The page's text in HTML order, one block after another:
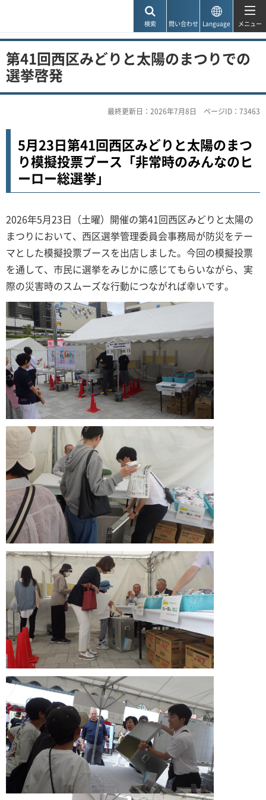
検索 問い合わせ Language メニュー
第41回西区みどりと太陽のまつりでの
選挙啓発
最終更新日：2026年7月8日 ページID：73463
5月23日第41回西区みどりと太陽のまつ
り模擬投票ブース「非常時のみんなのヒ
ーロー総選挙」
2026年5月23日（土曜）開催の第41回西区みどりと太陽の
まつりにおいて、西区選挙管理委員会事務局が防災をテー
マとした模擬投票ブースを出店しました。今回の模擬投票
を通して、市民に選挙をみじかに感じてもらいながら、実
際の災害時のスムーズな行動につながれば幸いです。